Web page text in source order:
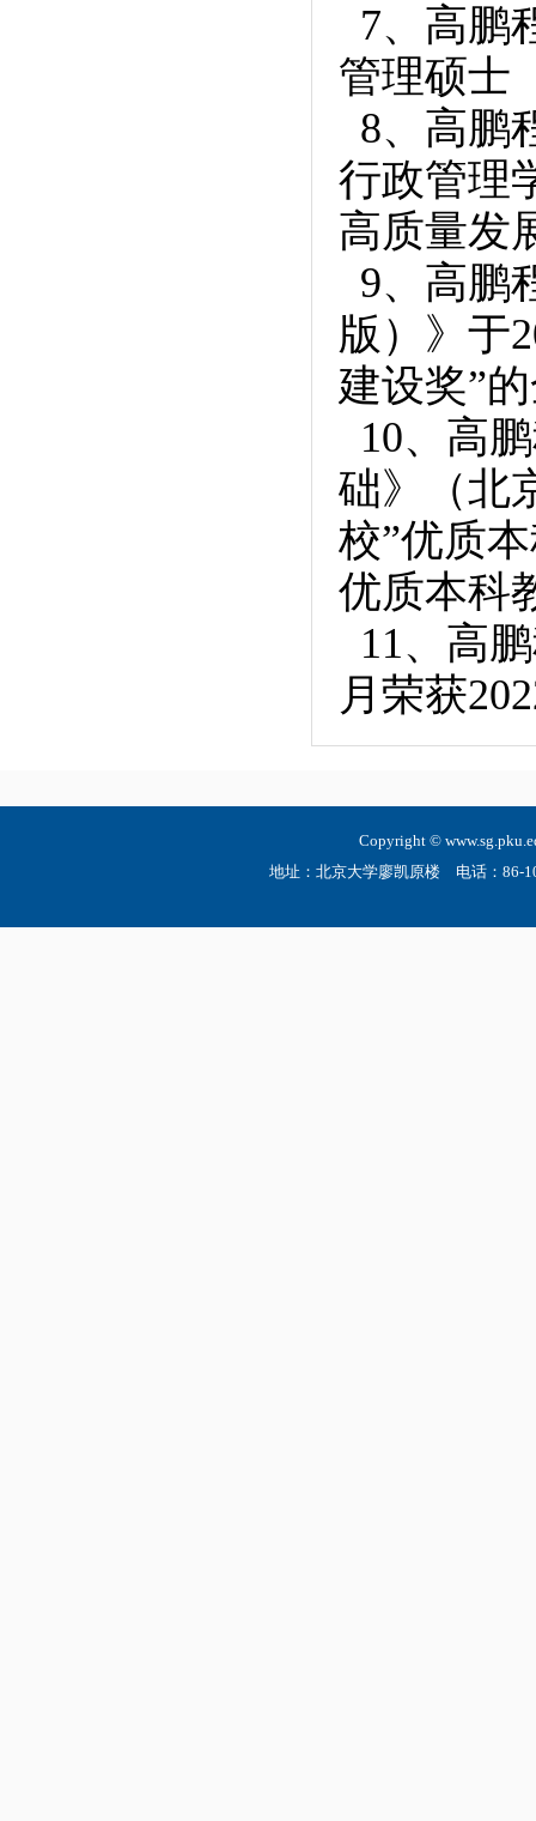
7、高鹏
管理硕士
8、高鹏
行政管理
高质量发
9、高鹏
版）》于
建设奖”
10、高
础》（北
校”优质
优质本科
11、高
月荣获
Copyright ©
地址：北京大学廖凯原楼 电话：86-